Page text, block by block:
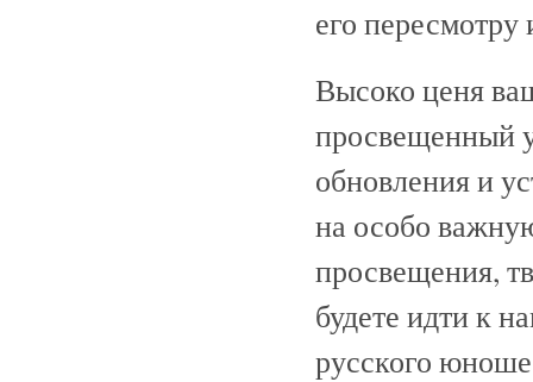
его
Высоко ценя
просвещенный
обновления и
на особо
просвещения,
будете идти к
русского